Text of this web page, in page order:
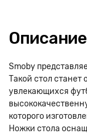
Описание
Smoby
Такой стол станет
увлекающихся
которого
Ножки стола